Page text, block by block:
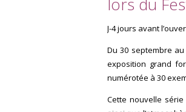
J-4 jours avant
Du 30 septembre au
exposition grand
numérotée à 30
Cette nouvelle